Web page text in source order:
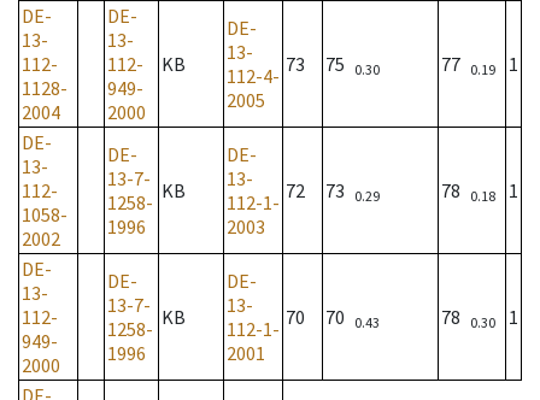
DE-
13-
112-
1128-
2004
DE-
13-
112-
949-
2000
KB
DE-
13-
112-4-
2005
73 75 0.30 77 0.19 1
DE-
13-
112-
1058-
2002
DE-
13-7-
1258-
1996
KB
DE-
13-
112-1-
2003
72 73 0.29 78 0.18 1
DE-
13-
112-
949-
2000
DE-
13-7-
1258-
1996
KB
DE-
13-
112-1-
2001
70 70 0.43 78 0.30 1